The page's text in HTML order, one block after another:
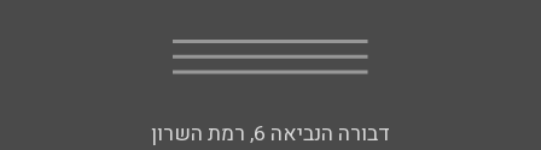
דבורה הנביאה 6, רמת השרון